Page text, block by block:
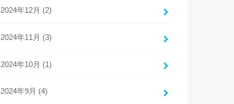
2024年12月 (2)
2024年11月 (3)
2024年10月 (1)
2024年9月 (4)